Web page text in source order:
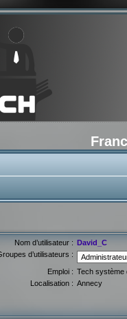
Nom d’utilisateur :
David_C
d’utilisateurs :
Emploi : Tech système
Localisation : Annecy